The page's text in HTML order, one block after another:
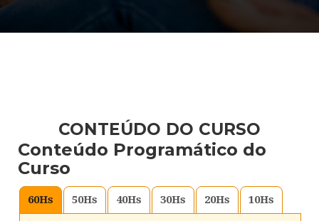
CONTEÚDO DO CURSO
Conteúdo Programático do
Curso
60Hs 50Hs 40Hs 30Hs 20Hs 10Hs